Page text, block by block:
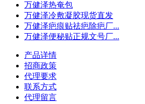
万健泽热奄包
万健泽冷敷凝胶现货直发
万健泽疤痕贴祛疤除疤厂...
万健泽便秘贴正规文号厂...
产品详情
招商政策
代理要求
联系方式
代理留言